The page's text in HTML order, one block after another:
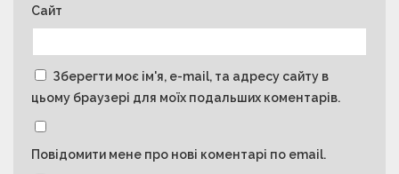
Сайт
Зберегти моє ім'я, e-mail, та адресу сайту в
цьому браузері для моїх подальших коментарів.
Повідомити мене про нові коментарі по email.